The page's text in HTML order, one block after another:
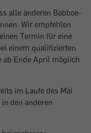
alle anderen Babboe-
Wir empfehlen
Termin für eine
einem qualifizierten
ab Ende April möglich
im Laufe des Mai
den anderen